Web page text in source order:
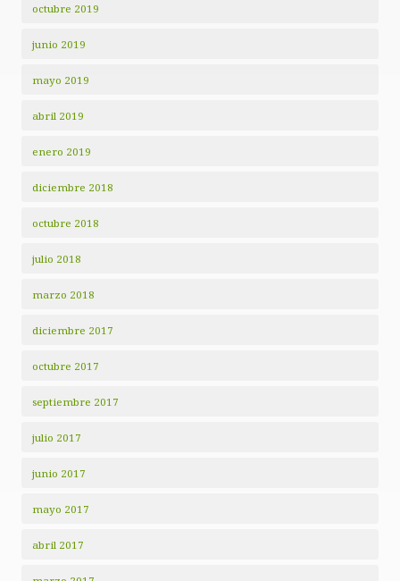
octubre 2019
junio 2019
mayo 2019
abril 2019
enero 2019
diciembre 2018
octubre 2018
julio 2018
marzo 2018
diciembre 2017
octubre 2017
septiembre 2017
julio 2017
junio 2017
mayo 2017
abril 2017